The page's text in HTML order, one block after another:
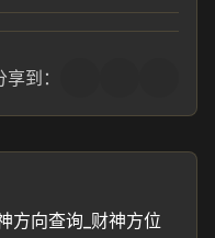
享到：
方向查询_财神方位